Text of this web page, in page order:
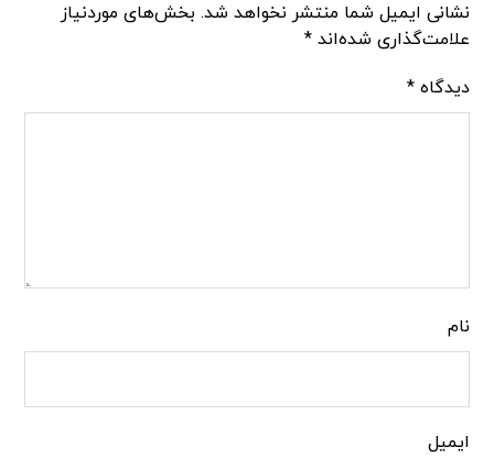
نشانی ایمیل شما منتشر نخواهد شد. بخش‌های موردنیاز
علامت‌گذاری شده‌اند*
دیدگاه*
نام
ایمیل